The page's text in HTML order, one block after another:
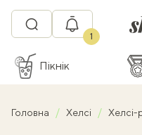
1
Пікнік
Головна Хелсі Хелсі-